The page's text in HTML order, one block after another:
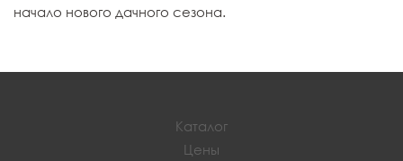
начало нового дачного сезона.
Каталог
Цены